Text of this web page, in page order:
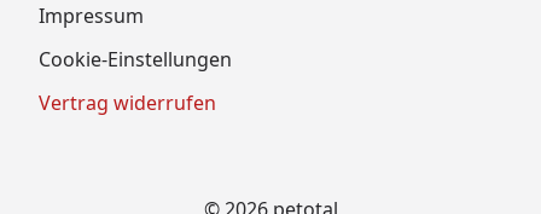
Impressum
Cookie-Einstellungen
Vertrag widerrufen
© 2026 petotal